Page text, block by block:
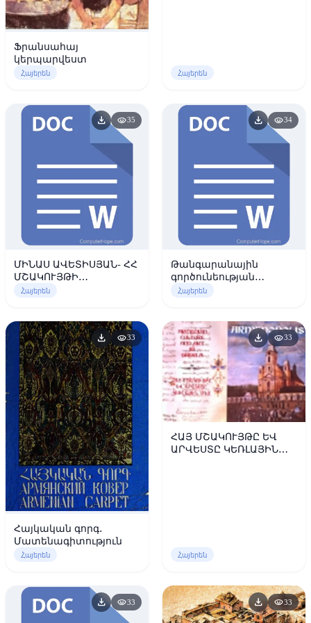
Ֆրանսահայ
կերպարվեստ
Հայերեն Հայերեն
download visibility35
ՄԻՆԱՍ ԱՎԵՏԻՍՅԱՆ- ՀՀ
ՄՇԱԿՈՒՅԹԻ
ՆԱԽԱՐԱՐՈՒԹՅՈՒՆ ՀՀ
Հայերեն
download visibility34
Թանգարանային
գործունեության
հիմնական
Հայերեն
download visibility33
Հայկական գորգ.
Մատենագիտություն
Հայերեն
download visibility33
ՀԱՅ ՄՇԱԿՈՒՅԹԸ ԵՎ
ԱՐՎԵՍՏԸ ԿԵՌԼԱՅԻՆ
Հայերեն
download visibility33 download visibility33